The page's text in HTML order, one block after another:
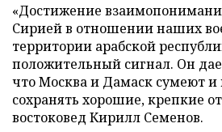
«Достижение
Сирией в отношении наших
территории арабской
положительный сигнал. Он
что Москва и Дамаск сумеют
сохранять хорошие, крепкие
востоковед Кирилл Семенов.